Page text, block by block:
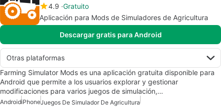
4.9 Gratuito
Aplicación para Mods de Simuladores de Agricultura
Descargar gratis para Android
Otras plataformas
Farming Simulator Mods es una aplicación gratuita disponible para
Android que permite a los usuarios explorar y gestionar
modificaciones para varios juegos de simulación,…
AndroidiPhoneJuegos De Simulador De Agricultura